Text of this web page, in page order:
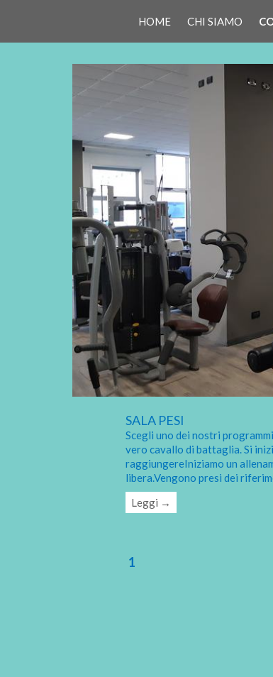
HOME CHI SIAMO
SALA PESI
Scegli uno dei nostri
vero cavallo di battaglia. Si
raggiungereIniziamo un
libera.Vengono presi dei
Leggi →
1